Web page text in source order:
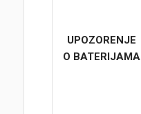
UPOZORENJE
O BATERIJAMA